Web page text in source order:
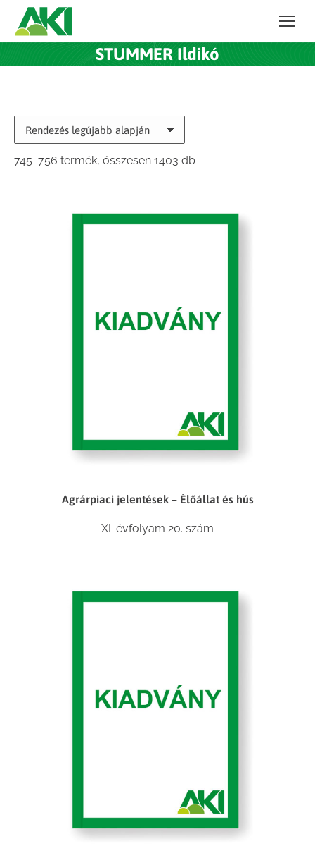
STUMMER Ildikó
745–756 termék, összesen 1403 dbSorted
Agrárpiaci jelentések – Élőállat és hús
XI. évfolyam 20. szám